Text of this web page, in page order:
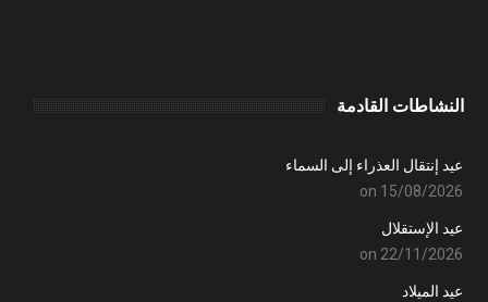
النشاطات القادمة
عيد إنتقال العذراء إلى السماء
on 15/08/2026
عيد الإستقلال
on 22/11/2026
عيد الميلاد